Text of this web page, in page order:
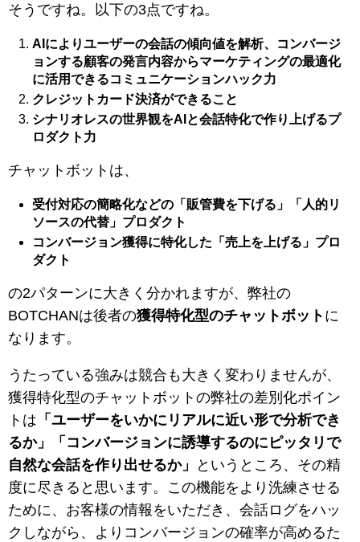
そうですね。以下の3点ですね。
AIによりユーザーの会話の傾向値を解析、コンバージ
ョンする顧客の発言内容からマーケティングの最適化
に活用できるコミュニケーションハック力
クレジットカード決済ができること
シナリオレスの世界観をAIと会話特化で作り上げるプ
ロダクト力
チャットボットは、
受付対応の簡略化などの「販管費を下げる」「人的リ
ソースの代替」プロダクト
コンバージョン獲得に特化した「売上を上げる」プロ
ダクト
の2パターンに大きく分かれますが、弊社の
BOTCHANは後者の獲得特化型のチャットボット に
なります。
うたっている強みは競合も大きく変わりませんが、
獲得特化型のチャットボットの弊社の差別化ポイン
トは 「ユーザーをいかにリアルに近い形で分析でき
るか」「コンバージョンに誘導するのにピッタリで
自然な会話を作り出せるか」
というところ、その精
度に尽きると思います。この機能をより洗練させる
ために、お客様の情報をいただき、会話ログをハッ
クしながら、よりコンバージョンの確率が高めるた